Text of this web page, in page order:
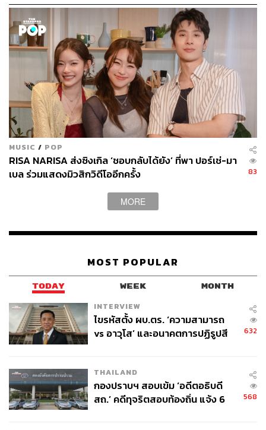
MUSIC / POP
RISA NARISA ส่งซิงเกิล ‘ชอบกลับได้ยัง’ ที่พา ปอร์เช่-มา
เบล ร่วมแสดงมิวสิกวิดีโออีกครั้ง
83
MORE
MOST POPULAR
TODAY WEEK MONTH
INTERVIEW
ไขรหัสตั้ง ผบ.ตร. ‘ความสามารถ
vs อาวุโส’ และอนาคตการปฏิรูปสี
632
THAILAND
กองปราบฯ สอบเข้ม ‘อดีตอธิบดี
สถ.’ คดีทุจริตสอบท้องถิ่น แจ้ง 6
568